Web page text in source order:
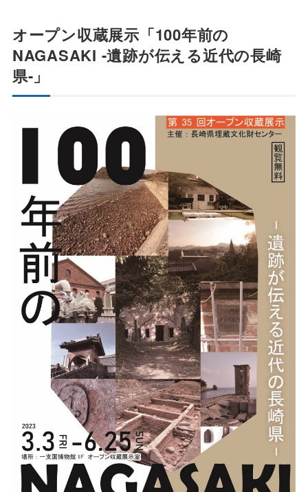
オープン収蔵展示「100年前の
NAGASAKI -遺跡が伝える近代の長崎
県-」